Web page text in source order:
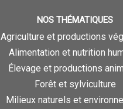
NOS THÉMATIQUES
Agriculture et productions
Alimentation et nutrition
Élevage et productions
Forêt et sylviculture
Milieux naturels et